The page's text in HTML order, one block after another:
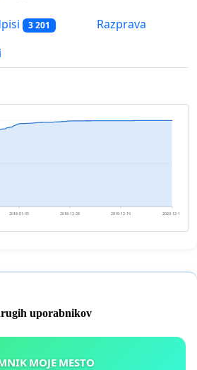
3 201
Razprava
2018-01-05 2018-12-28 2019-12-19 2020-12-10
uporabnikov
KAMNIK MOJE MESTO